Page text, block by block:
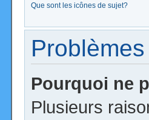
Que sont les icônes de sujet?
Pourquoi ne
Plusieurs